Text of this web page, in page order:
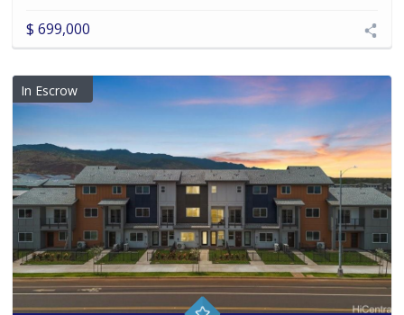
$ 699,000
In Escrow